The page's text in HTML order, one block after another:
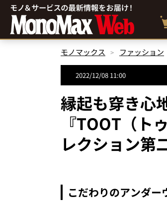
モノマックス ファッション
2022/12/08 11:00
縁起も穿き心
『TOOT（ト
レクション第
こだわりのアンダー